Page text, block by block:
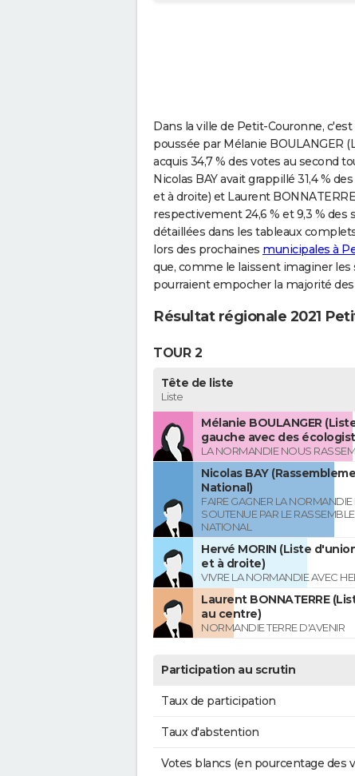
Dans la ville de Petit-Couronne,
poussée par Mélanie BOULANGER
acquis 34,7 % des votes au second
Nicolas BAY avait grappillé 31,4 %
et à droite) et Laurent
respectivement 24,6 % et 9,3 % des
détaillées dans les tableaux
lors des prochaines municipales à
que, comme le laissent imaginer les
pourraient empocher la majorité des
Résultat régionale 2021
TOUR 2
Tête de liste
Liste
Mélanie BOULANGER
gauche avec des
LA NORMANDIE NOUS
Nicolas BAY
National)
FAIRE GAGNER LA NORMANDIE
SOUTENUE PAR LE
NATIONAL
Hervé MORIN (Liste
et à droite)
VIVRE LA NORMANDIE AVEC
Laurent BONNATERRE
au centre)
NORMANDIE TERRE D'AVENIR
Participation au scrutin
Taux de participation
Taux d'abstention
Votes blancs (en pourcentage des